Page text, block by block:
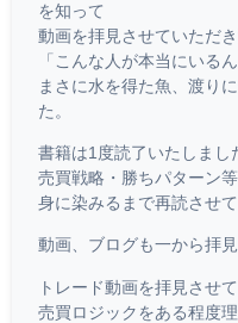
を知って
動画を拝見させていただき
「こんな人が本当にいるん
まさに水を得た魚、渡り
た。
書籍は1度読了いたしまし
売買戦略・勝ちパターン
身に染みるまで再読させ
動画、ブログも一から拝
トレード動画を拝見させて
売買ロジックをある程度